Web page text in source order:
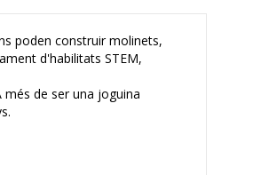
poden construir molinets,
d'habilitats STEM,
de ser una joguina